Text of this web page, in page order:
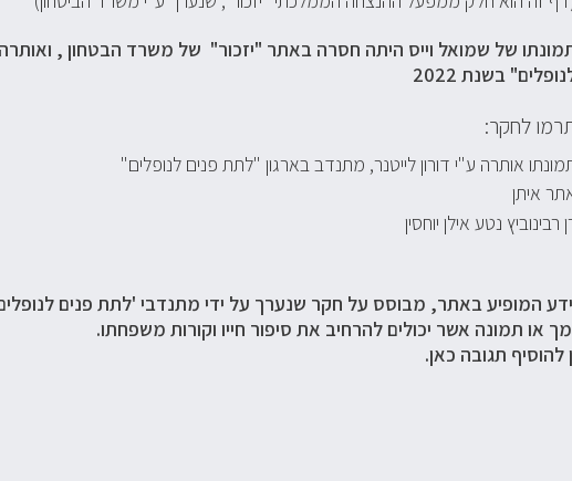
של שמואל וייס היתה חסרה באתר "יזכור" של משרד הבטחון ,
בשנת 2022
לחקר:
אותרה ע"י דורון לייטנר, מתנדב בארגון "לתת פנים לנופלים"
איתן
רבינוביץ נטע אילן יוחסין
המופיע באתר, מבוסס על חקר שנערך על ידי מתנדבי 'לתת פנים
או תמונה אשר יכולים להרחיב את סיפור חייו וקורות משפחתו.
להוסיף תגובה כאן.